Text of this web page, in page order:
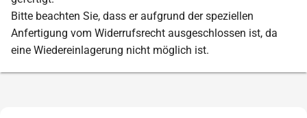
Bitte beachten Sie, dass er aufgrund der speziellen
Anfertigung vom Widerrufsrecht ausgeschlossen ist, da
eine Wiedereinlagerung nicht möglich ist.